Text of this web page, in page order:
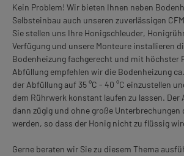
Kein Problem! Wir bieten Ihnen neben
Selbsteinbau auch unseren zuverlässigen
Sie stellen uns Ihre Honigschleuder,
Verfügung und unsere Monteure installieren
Bodenheizung fachgerecht und mit höchster
Abfüllung empfehlen wir die Bodenheizung
der Abfüllung auf 35 °C - 40 °C einzustellen
dem Rührwerk konstant laufen zu lassen.
dann zügig und ohne große
werden, so dass der Honig nicht zu flüssig
Gerne beraten wir Sie zu diesem Thema